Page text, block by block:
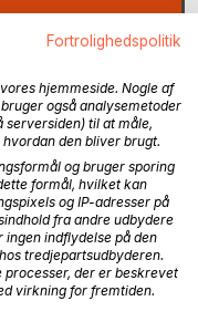
mord, had,
Fortrolighedspolitik
hjemmeside. Nogle af
også analysemetoder
serversiden) til at måle,
den bliver brugt.
og bruger sporing
formål, hvilket kan
og IP-adresser på
fra andre udbydere
ingen indflydelse på den
tredjepartsudbyderen.
der er beskrevet
virkning for fremtiden.